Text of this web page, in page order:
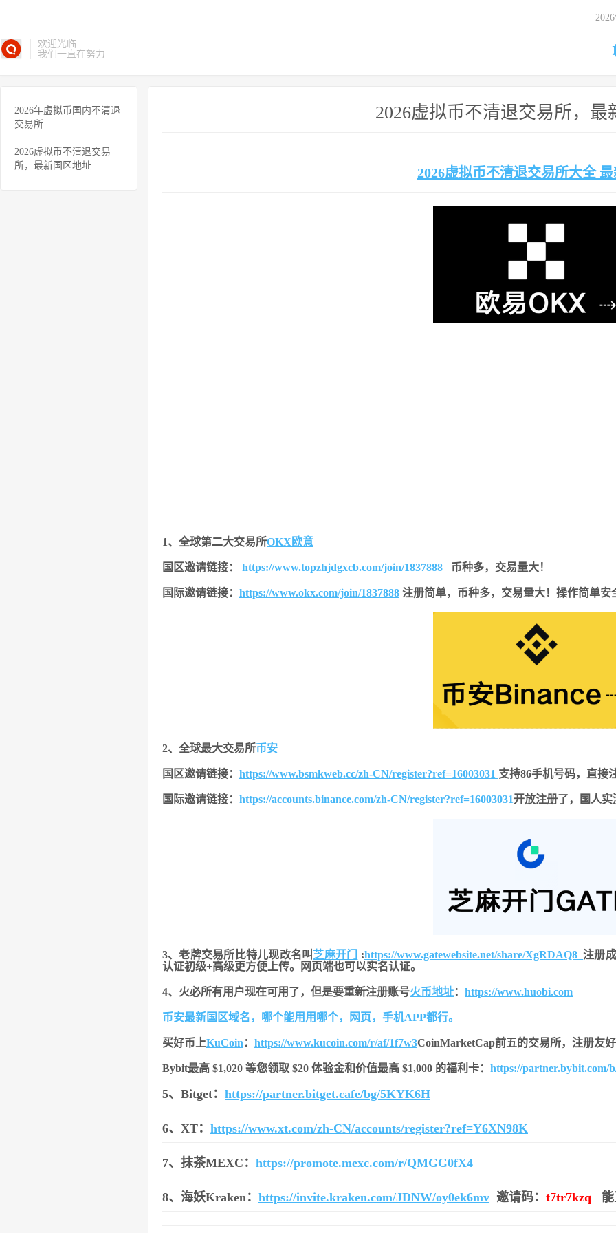
欢迎光临
我们一直在努力
2026年虚拟币国内不清退
交易所
2026虚拟币不清退交易
所，最新国区地址
2026虚拟币不清退交易所，最
2026虚拟币不清退交易所大全
1、全球第二大交易所OKX欧意
国区邀请链接： https://www.topzhjdgxcb.com/join/1837888 币种多，交易量大！
国际邀请链接： https://www.okx.com/join/1837888 注册简单， 币种多，交易量大！操作简单安
2、全球最大交易所币安
国区邀请链接： https://www.bsmkweb.cc/zh-CN/register?ref=16003031 支持86手机号码，直接
国际邀请链接： https://accounts.binance.com/zh-CN/register?ref=16003031开放注册了，国人实
3、老牌交易所比特儿现改名叫 芝麻开门 :https://www.gatewebsite.net/share/XgRDAQ8注册
认证初级+高级更方便上传。网页端也可以实名认证。
4、火必所有用户现在可用了，但是要重新注册账号火币地址： https://www.huobi.com
币安最新国区域名，哪个能用用哪个，网页，手机APP都行。
买好币上KuCoin ： https://www.kucoin.com/r/af/1f7w3CoinMarketCap前五的交易所，注册友
Bybit最高 $1,020 等您领取 $20 体验金和价值最高 $1,000 的福利卡： https://partner.bybit.com/
5、Bitget： https://partner.bitget.cafe/bg/5KYK6H
6、XT： https://www.xt.com/zh-CN/accounts/register?ref=Y6XN98K
7、抹茶MEXC： https://promote.mexc.com/r/QMGG0fX4
8、海妖Kraken： https://invite.kraken.com/JDNW/oy0ek6mv 邀请码： t7tr7kzq 能